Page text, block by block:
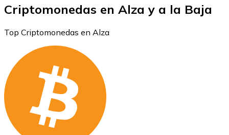
Criptomonedas en Alza y a la Baja
Top Criptomonedas en Alza